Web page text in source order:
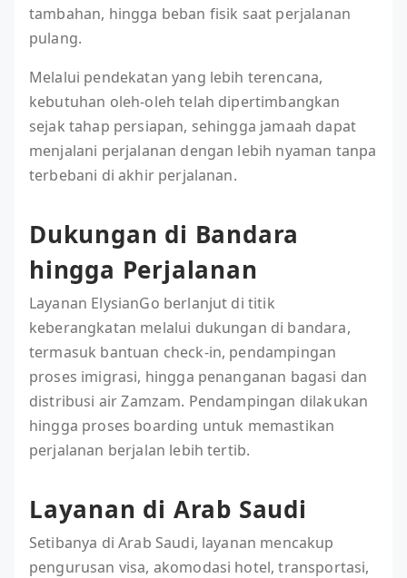
tambahan, hingga beban fisik saat perjalanan
pulang.
Melalui pendekatan yang lebih terencana,
kebutuhan oleh-oleh telah dipertimbangkan
sejak tahap persiapan, sehingga jamaah dapat
menjalani perjalanan dengan lebih nyaman tanpa
terbebani di akhir perjalanan.
Dukungan di Bandara
hingga Perjalanan
Layanan ElysianGo berlanjut di titik
keberangkatan melalui dukungan di bandara,
termasuk bantuan check-in, pendampingan
proses imigrasi, hingga penanganan bagasi dan
distribusi air Zamzam. Pendampingan dilakukan
hingga proses boarding untuk memastikan
perjalanan berjalan lebih tertib.
Layanan di Arab Saudi
Setibanya di Arab Saudi, layanan mencakup
pengurusan visa, akomodasi hotel, transportasi,